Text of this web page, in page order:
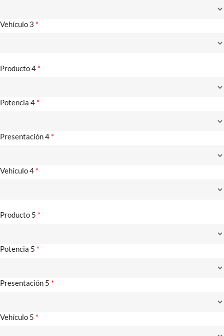
Vehículo 3 *
Producto 4 *
Potencia 4 *
Presentación 4 *
Vehículo 4 *
Producto 5 *
Potencia 5 *
Presentación 5 *
Vehículo 5 *